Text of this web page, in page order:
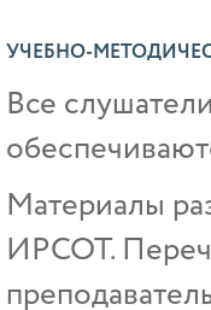
УЧЕБНО-
Все
Материалы
ИРСОТ.